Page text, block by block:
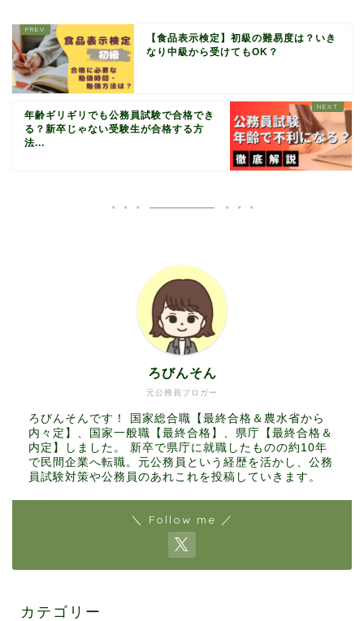
【食品表示検定】初級の難易度は？いき
なり中級から受けてもOK？
年齢ギリギリでも公務員試験で合格でき
る？新卒じゃない受験生が合格する方
法...
元公務員ブロガー
ろびんそん
ろびんそんです！ 国家総合職【最終合格＆農水省から
内々定】、国家一般職【最終合格】、県庁【最終合格＆
内定】しました。 新卒で県庁に就職したものの約10年
で民間企業へ転職。元公務員という経歴を活かし、公務
員試験対策や公務員のあれこれを投稿していきます。
＼ Follow me ／
カテゴリー